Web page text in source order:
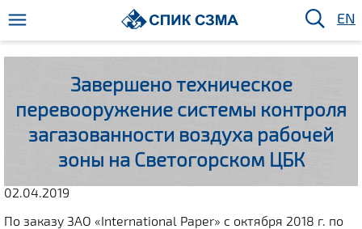
EN
Завершено техническое
перевооружение системы контроля
загазованности воздуха рабочей
зоны на Светогорском ЦБК
02.04.2019
По заказу ЗАО «International Paper» с октября 2018 г. по